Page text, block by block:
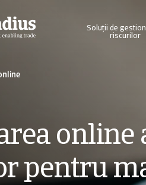
Soluții de
riscurilor
online
pentru